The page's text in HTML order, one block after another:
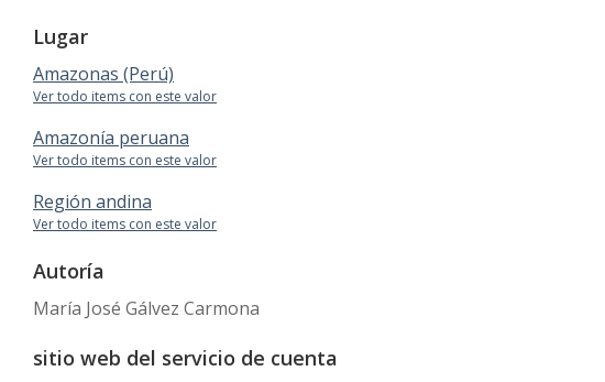
Lugar
Amazonas (Perú)
Ver todo items con este valor
Amazonía peruana
Ver todo items con este valor
Región andina
Ver todo items con este valor
Autoría
María José Gálvez Carmona
sitio web del servicio de cuenta